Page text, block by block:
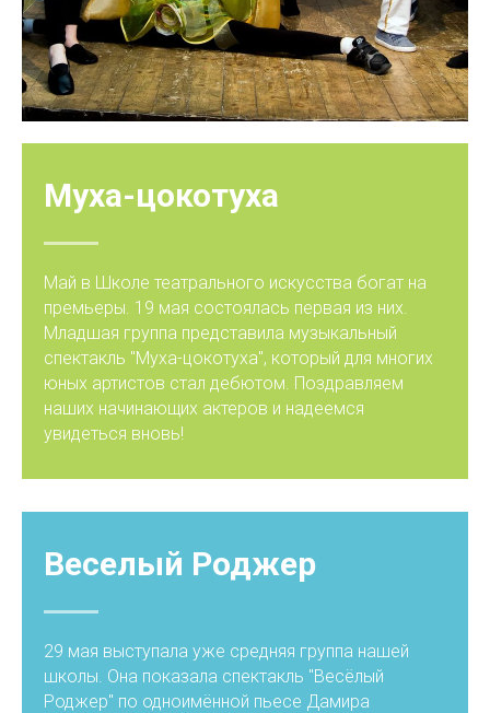
Муха-цокотуха
Май в Школе театрального искусства богат на
премьеры. 19 мая состоялась первая из них.
Младшая группа представила музыкальный
спектакль "Муха-цокотуха", который для многих
юных артистов стал дебютом. Поздравляем
наших начинающих актеров и надеемся
увидеться вновь!
Веселый Роджер
29 мая выступала уже средняя группа нашей
школы. Она показала спектакль "Весёлый
Роджер" по одноимённой пьесе Дамира